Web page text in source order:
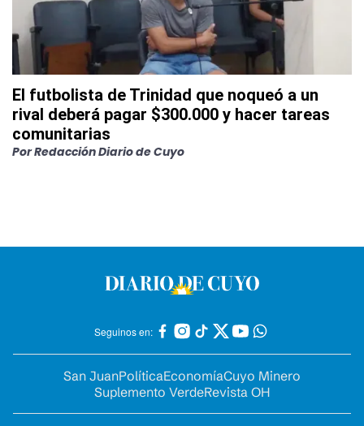
El futbolista de Trinidad que noqueó a un
rival deberá pagar $300.000 y hacer tareas
comunitarias
PorRedacción Diario de Cuyo
Seguinos en:
San JuanPolíticaEconomíaCuyo Minero
Suplemento VerdeRevista OH